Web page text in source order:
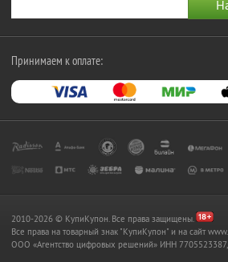
Принимаем к оплате:
2010-2026 © КупиКупон. Все права защищены.
Все права на товарный знак "КупиКупон" и на сайт
OOO «Агентство цифровых решений» ИНН